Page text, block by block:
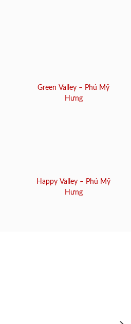
Green Valley – Phú Mỹ
Hưng
Happy Valley – Phú Mỹ
Hưng